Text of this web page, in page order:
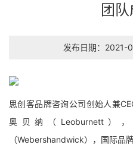
团
发布日期：2021-
思创客品牌咨询公司创始人兼
奥贝纳（Leoburnett）
（Webershandwick），国际品